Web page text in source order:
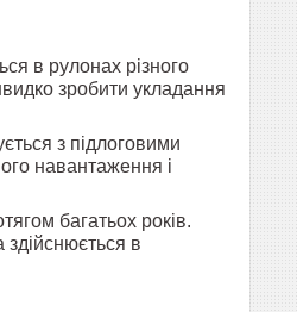
в рулонах різного
зробити укладання
з підлоговими
навантаження і
багатьох років.
здійснюється в